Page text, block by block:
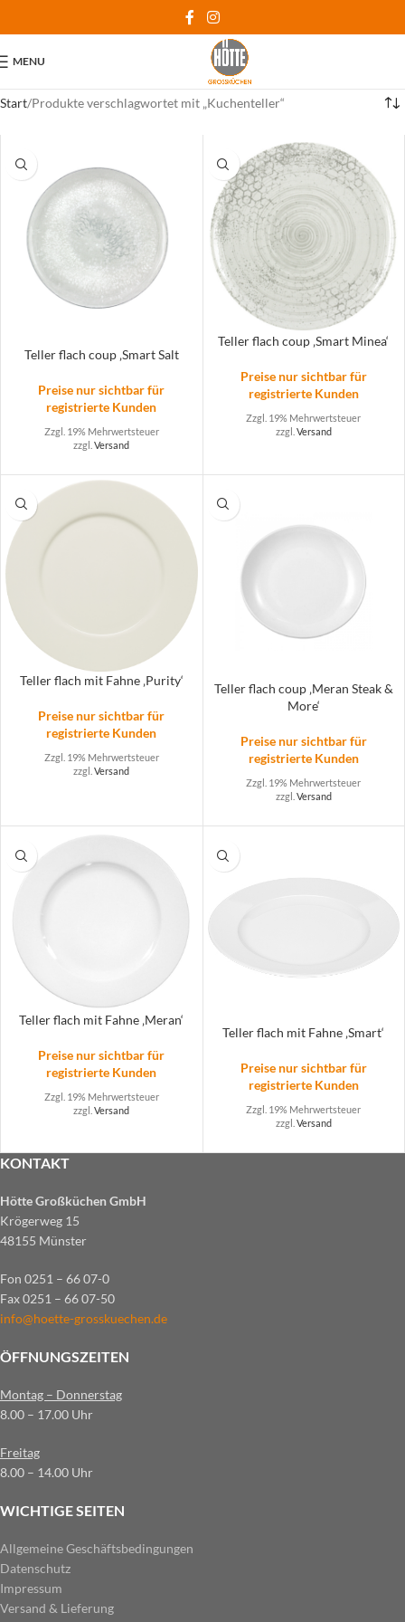
MENU
Start Produkte verschlagwortet mit „Kuchenteller“
Teller flach coup ‚Smart Salt
Preise nur sichtbar für
registrierte Kunden
Zzgl. 19% Mehrwertsteuer
zzgl.Versand
Teller flach coup ‚Smart Minea‘
Preise nur sichtbar für
registrierte Kunden
Zzgl. 19% Mehrwertsteuer
zzgl. Versand
Teller flach mit Fahne ‚Purity‘
Preise nur sichtbar für
registrierte Kunden
Zzgl. 19% Mehrwertsteuer
zzgl.Versand
Teller flach coup ‚Meran Steak &
More‘
Preise nur sichtbar für
registrierte Kunden
Zzgl. 19% Mehrwertsteuer
zzgl. Versand
Teller flach mit Fahne ‚Meran‘
Preise nur sichtbar für
registrierte Kunden
Zzgl. 19% Mehrwertsteuer
zzgl.Versand
Teller flach mit Fahne ‚Smart‘
Preise nur sichtbar für
registrierte Kunden
Zzgl. 19% Mehrwertsteuer
zzgl. Versand
KONTAKT
Hötte Großküchen GmbH
Krögerweg 15
48155 Münster
Fon 0251 – 66 07-0
Fax 0251 – 66 07-50
info@hoette-grosskuechen.de
ÖFFNUNGSZEITEN
Montag – Donnerstag
8.00 – 17.00 Uhr
Freitag
8.00 – 14.00 Uhr
WICHTIGE SEITEN
Allgemeine Geschäftsbedingungen
Datenschutz
Impressum
Versand & Lieferung